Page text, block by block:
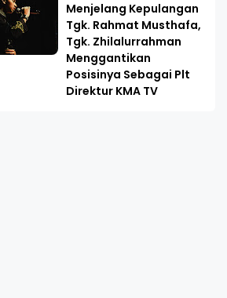
Menjelang Kepulangan
Tgk. Rahmat Musthafa,
Tgk. Zhilalurrahman
Menggantikan
Posisinya Sebagai Plt
Direktur KMA TV